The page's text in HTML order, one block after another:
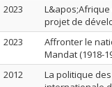
2023
projet de
2023
Affronter le
Mandat (1918-
2012
La politique